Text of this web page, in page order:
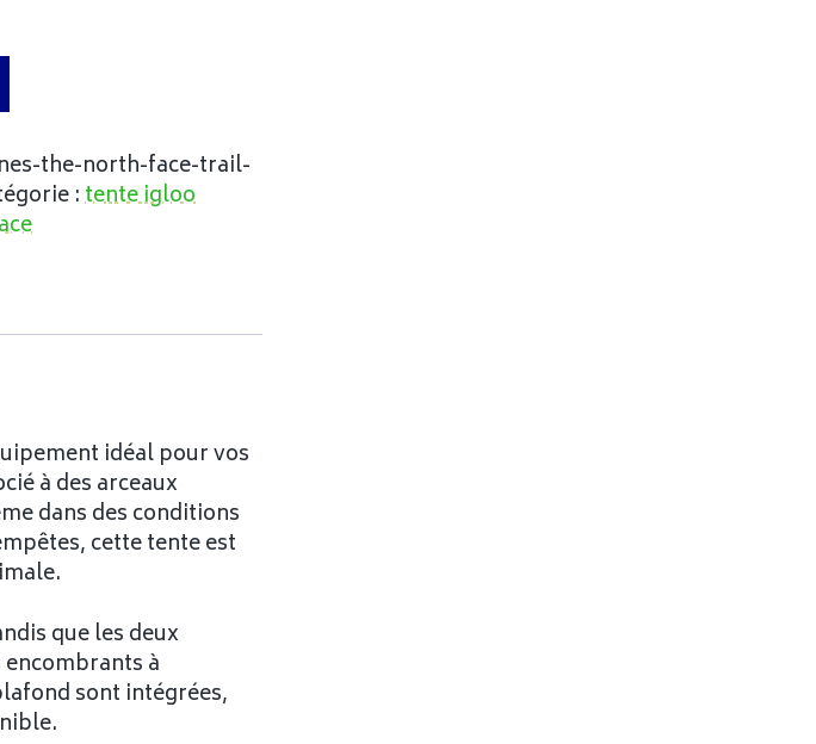
the-north-face-trail-
:tente igloo
idéal pour vos
à des arceaux
dans des conditions
cette tente est
que les deux
à
sont intégrées,